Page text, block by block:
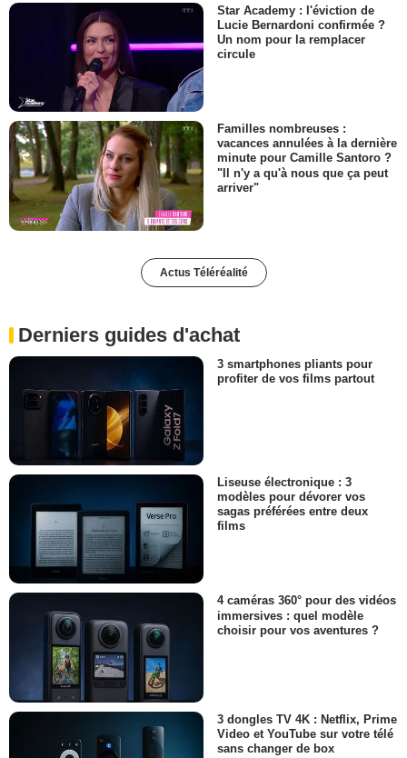
Star Academy : l'éviction de
Lucie Bernardoni confirmée ?
Un nom pour la remplacer
circule
Familles nombreuses :
vacances annulées à la dernière
minute pour Camille Santoro ?
"Il n'y a qu'à nous que ça peut
arriver"
Actus Téléréalité
Derniers guides d'achat
3 smartphones pliants pour
profiter de vos films partout
Liseuse électronique : 3
modèles pour dévorer vos
sagas préférées entre deux
films
4 caméras 360° pour des vidéos
immersives : quel modèle
choisir pour vos aventures ?
3 dongles TV 4K : Netflix, Prime
Video et YouTube sur votre télé
sans changer de box